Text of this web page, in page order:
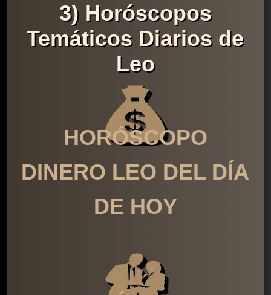
3) Horóscopos
Temáticos Diarios de
Leo
HORÓSCOPO
DINERO LEO DEL DÍA
DE HOY